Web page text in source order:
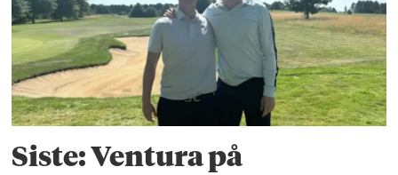
Siste: Ventura på